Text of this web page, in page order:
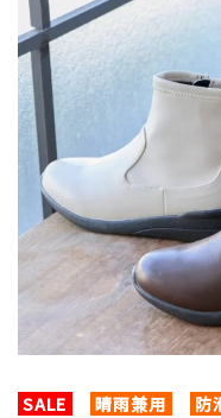
SALE 晴雨兼用
防